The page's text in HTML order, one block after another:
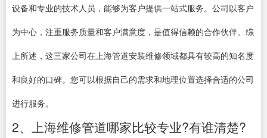
设备和专业的技术人员，能够为客户提供一站式服务。公司以客户
为中心，注重服务质量和客户满意度，是值得信赖的合作伙伴。综
上所述，这三家公司在上海管道安装维修领域都具有较高的知名度
和良好的口碑。您可以根据自己的需求和地理位置选择合适的公司
进行服务。
2、上海维修管道哪家比较专业?有谁清楚?